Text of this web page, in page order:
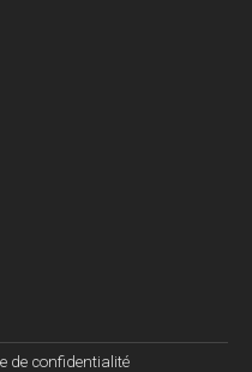
de confidentialité